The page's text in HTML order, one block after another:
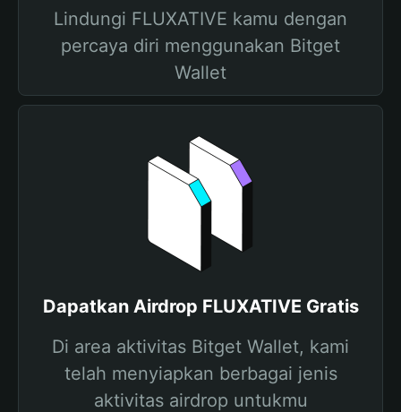
Lindungi FLUXATIVE kamu dengan
percaya diri menggunakan Bitget
Wallet
Dapatkan Airdrop FLUXATIVE Gratis
Di area aktivitas Bitget Wallet, kami
telah menyiapkan berbagai jenis
aktivitas airdrop untukmu